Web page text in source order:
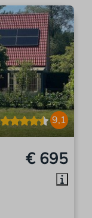
9,1
€ 695